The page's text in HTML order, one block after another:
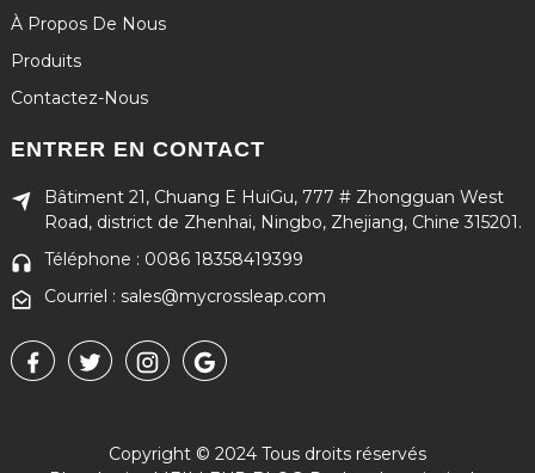
À Propos De Nous
Produits
Contactez-Nous
ENTRER EN CONTACT
Bâtiment 21, Chuang E HuiGu, 777 # Zhongguan West
Road, district de Zhenhai, Ningbo, Zhejiang, Chine 315201.
Téléphone : 0086 18358419399
Courriel : sales@mycrossleap.com
Copyright © 2024 Tous droits réservés